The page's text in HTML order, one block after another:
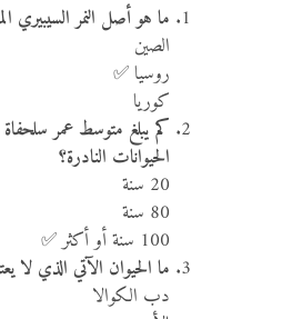
ما هو أصل النمر السيبيري
الصين
روسيا ✅
كوريا
كم يبلغ متوسط عمر سلحفاة
الحيوانات النادرة؟
20 سنة
80 سنة
100 سنة أو أكثر ✅
ما الحيوان الآتي الذي لا
دب الكوالا